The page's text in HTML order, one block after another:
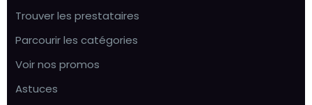
Trouver les prestataires
Parcourir les catégories
Voir nos promos
Astuces